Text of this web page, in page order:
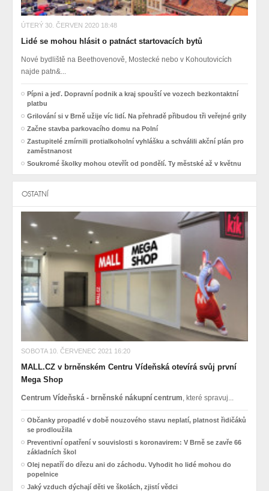
ÚTERÝ 30. ČERVEN 2020 18:48
Lidé se mohou hlásit o patnáct startovacích bytů
Nové bydliště na Beethovenově, Mostecké nebo v Kohoutovicích
najde patn&...
Pípni a jeď. Dopravní podnik a kraj spouští ve vozech bezkontaktní
platbu
Grilování si v Brně užije víc lidí. Na přehradě přibudou tři veřejné grily
Začne stavba parkovacího domu na Polní
Zastupitelé zmírnili protialkoholní vyhlášku a schválili akční plán pro
zaměstnanost
Soukromé školky mohou otevřít od pondělí. Ty městské až v květnu
OSTATNÍ
SOBOTA 10. ČERVENEC 2021 16:20
MALL.CZ v brněnském Centru Vídeňská otevírá svůj první
Mega Shop
Centrum Vídeňská - brněnské nákupní centrum , které spravuj...
Občanky propadlé v době nouzového stavu neplatí, platnost řidičáků
se prodloužila
Preventivní opatření v souvislosti s koronavirem: V Brně se zavře 66
základních škol
Olej nepatří do dřezu ani do záchodu. Vyhodit ho lidé mohou do
popelnice
Jaký vzduch dýchají děti ve školách, zjistí vědci